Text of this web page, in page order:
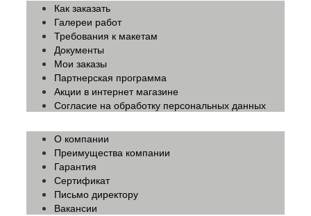
Как заказать
Галереи работ
Требования к макетам
Документы
Мои заказы
Партнерская программа
Акции в интернет магазине
Согласие на обработку персональных данных
О компании
Преимущества компании
Гарантия
Сертификат
Письмо директору
Вакансии